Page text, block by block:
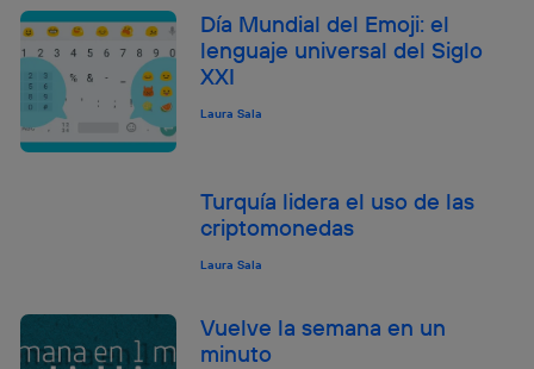
Día Mundial del Emoji: el
lenguaje universal del Siglo
XXI
Laura Sala
Turquía lidera el uso de las
criptomonedas
Laura Sala
Vuelve la semana en un
minuto
el marketing o análisis se realizará en función de las
actividades de navegación de los miembros del hogar
que hayan dado su consentimiento.
Si utilizas datos móviles
personalizado, ya que se basará únicamente en la
navegación del usuario del móvil.
“Administrar Utiq” en la parte inferior de esta página web o
portal de privacidad de Utiq
. Para más información, consulta
política de privacidad de Utiq